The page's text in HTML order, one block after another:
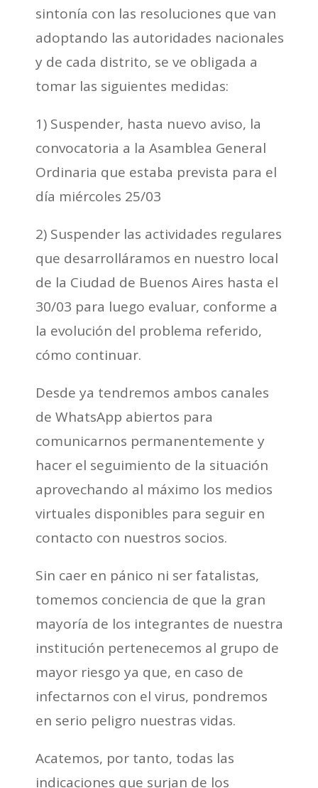
sintonía con las resoluciones que van
adoptando las autoridades nacionales
y de cada distrito, se ve obligada a
tomar las siguientes medidas:
1) Suspender, hasta nuevo aviso, la
convocatoria a la Asamblea General
Ordinaria que estaba prevista para el
día miércoles 25/03
2) Suspender las actividades regulares
que desarrolláramos en nuestro local
de la Ciudad de Buenos Aires hasta el
30/03 para luego evaluar, conforme a
la evolución del problema referido,
cómo continuar.
Desde ya tendremos ambos canales
de WhatsApp abiertos para
comunicarnos permanentemente y
hacer el seguimiento de la situación
aprovechando al máximo los medios
virtuales disponibles para seguir en
contacto con nuestros socios.
Sin caer en pánico ni ser fatalistas,
tomemos conciencia de que la gran
mayoría de los integrantes de nuestra
institución pertenecemos al grupo de
mayor riesgo ya que, en caso de
infectarnos con el virus, pondremos
en serio peligro nuestras vidas.
Acatemos, por tanto, todas las
indicaciones que surjan de los